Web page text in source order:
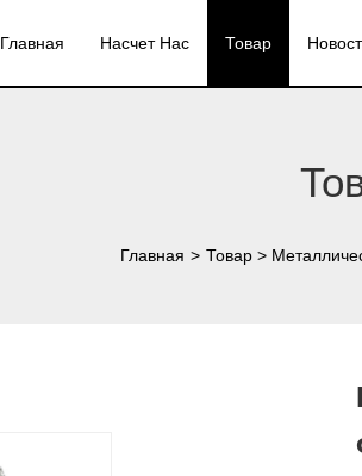
Главная Насчет Нас Товар
Главная > Товар >